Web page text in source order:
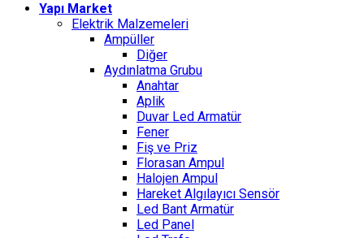
Yapı Market
Elektrik Malzemeleri
Ampüller
Diğer
Aydınlatma Grubu
Anahtar
Aplik
Duvar Led Armatür
Fener
Fiş ve Priz
Florasan Ampul
Halojen Ampul
Hareket Algılayıcı Sensör
Led Bant Armatür
Led Panel